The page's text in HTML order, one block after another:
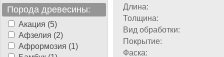
Порода древесины:
Акация (5)
Афзелия (2)
Афрормозия (1)
Длина:
Толщина:
Вид обработки:
Покрытие:
Фаска: